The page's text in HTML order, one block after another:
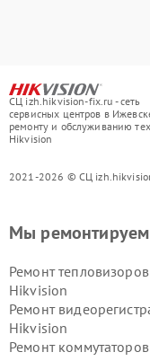
СЦ izh.hikvision-fix.ru - сеть
сервисных центров в
ремонту и обслуживанию
Hikvision
2021-2026 © СЦ
Мы ремонтируем
Ремонт тепловизоров
Hikvision
Ремонт
Hikvision
Ремонт